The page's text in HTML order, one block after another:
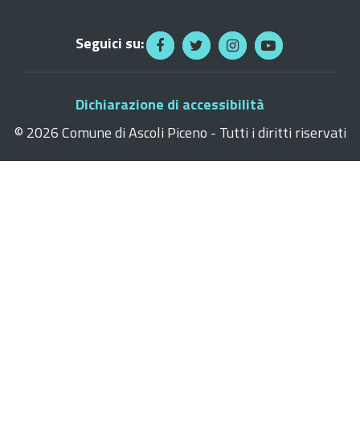
Seguici su:
Dichiarazione di accessibilità
© 2026 Comune di Ascoli Piceno - Tutti i diritti riservati